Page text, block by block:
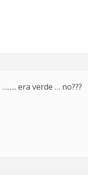
…….. era verde … no???